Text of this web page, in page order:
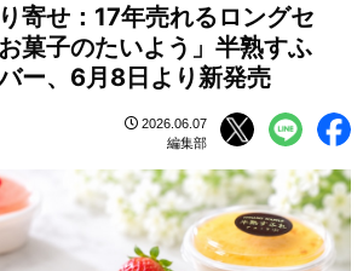
寄せ：17年売れるロングセ
菓子のたいよう」半熟すふ
ー、6月8日より新発売
2026.06.07
編集部